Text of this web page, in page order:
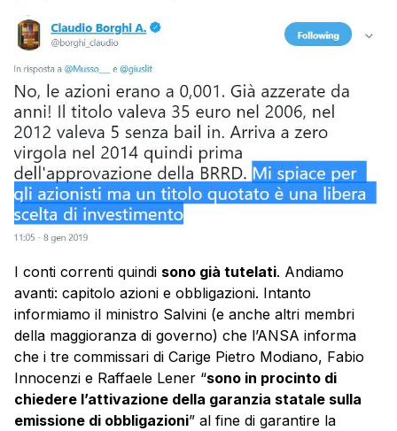
I conti correnti quindi sono già tutelati. Andiamo
avanti: capitolo azioni e obbligazioni. Intanto
informiamo il ministro Salvini (e anche altri membri
della maggioranza di governo) che l’ANSA informa
che i tre commissari di Carige Pietro Modiano, Fabio
Innocenzi e Raffaele Lener “sono in procinto di
chiedere l’attivazione della garanzia statale sulla
emissione di obbligazioni” al fine di garantire la